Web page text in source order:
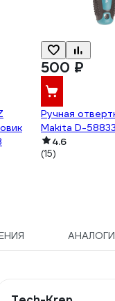
500 ₽
Ручная
Makita D-58833
4.6
(15)
АНАЛОГИ